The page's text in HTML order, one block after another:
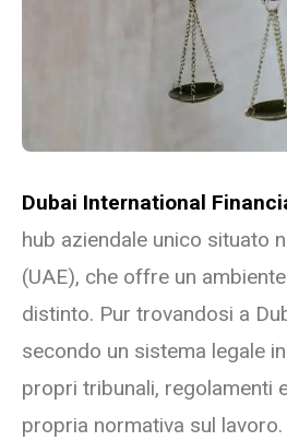
Dubai International
hub aziendale unico situato
(UAE), che offre un
distinto. Pur trovandosi a
secondo un sistema legale
propri tribunali,
propria normativa sul lavoro.